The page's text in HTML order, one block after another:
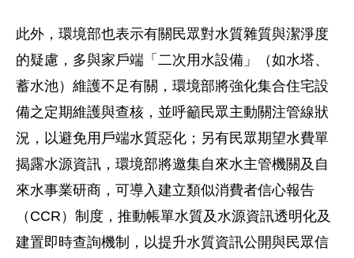
此外，環境部也表示有關民眾對水質雜質與潔淨度
的疑慮，多與家戶端「二次用水設備」（如水塔、
蓄水池）維護不足有關，環境部將強化集合住宅設
備之定期維護與查核，並呼籲民眾主動關注管線狀
況，以避免用戶端水質惡化；另有民眾期望水費單
揭露水源資訊，環境部將邀集自來水主管機關及自
來水事業研商，可導入建立類似消費者信心報告
（CCR）制度，推動帳單水質及水源資訊透明化及
建置即時查詢機制，以提升水質資訊公開與民眾信